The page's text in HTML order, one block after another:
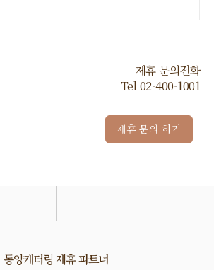
제휴 문의전화
Tel 02-400-1001
제휴 문의 하기
동양캐터링 제휴 파트너